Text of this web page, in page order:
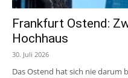
Frankfurt Ostend:
Hochhaus
30. Juli 2026
Das Ostend hat sich nie darum